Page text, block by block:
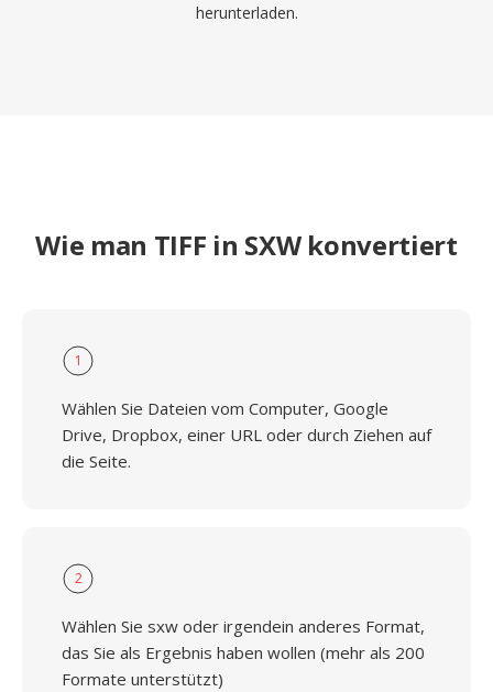
herunterladen.
Wie man TIFF in SXW konvertiert
1
Wählen Sie Dateien vom Computer, Google
Drive, Dropbox, einer URL oder durch Ziehen auf
die Seite.
2
Wählen Sie sxw oder irgendein anderes Format,
das Sie als Ergebnis haben wollen (mehr als 200
Formate unterstützt)